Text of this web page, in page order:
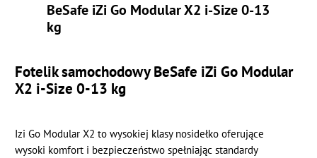
BeSafe iZi Go Modular X2 i-Size 0-13
kg
Fotelik samochodowyBeSafe iZi Go Modular
X2 i-Size 0-13 kg
Izi Go Modular X2 to wysokiej klasy nosidełko oferujące
wysoki komfort i bezpieczeństwo spełniając standardy